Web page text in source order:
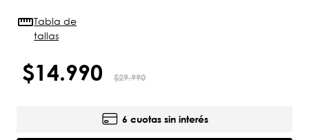
Tabla de
tallas
$14.990 $29.990
6 cuotas sin interés